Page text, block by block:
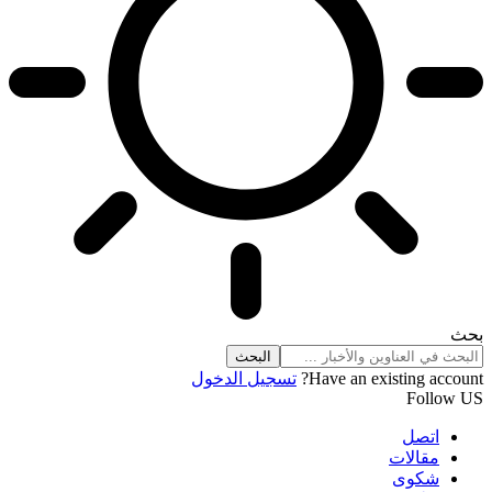
بحث
Have an existing account?
تسجيل الدخول
Follow US
اتصل
مقالات
شكوى